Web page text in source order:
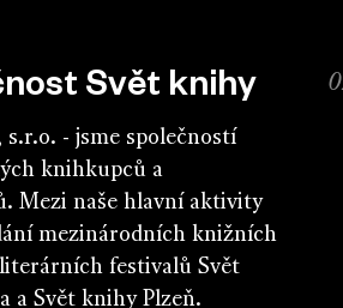
Svět knihy
s.r.o. - jsme společností
knihkupců a
Mezi naše hlavní aktivity
mezinárodních knižních
festivalů Svět
a Svět knihy Plzeň.